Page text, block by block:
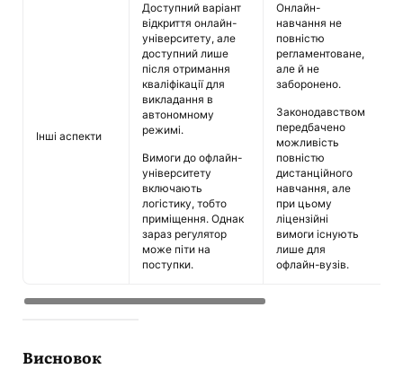
Інші аспекти
Доступний варіант
відкриття онлайн-
університету, але
доступний лише
після отримання
кваліфікації для
викладання в
автономному
режимі.
Вимоги до офлайн-
університету
включають
логістику, тобто
приміщення. Однак
зараз регулятор
може піти на
поступки.
Онлайн-
навчання не
повністю
регламентоване,
але й не
заборонено.
Законодавством
передбачено
можливість
повністю
дистанційного
навчання, але
при цьому
ліцензійні
вимоги існують
лише для
офлайн-вузів.
Висновок